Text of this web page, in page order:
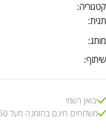
קטגוריה:
תגית:
מותג:
שיתוף:
יבואן רשמי
משלוחים חינם בהזמנה מעל 350 ₪